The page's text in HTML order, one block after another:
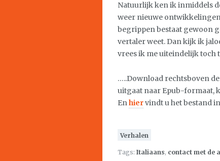
Natuurlijk ken ik inmiddels
weer nieuwe
begrippen bestaat gewoon
vertaler weet. Dan kijk ik
vrees ik me uiteindelijk toch
…..Download rechtsboven
uitgaat naar Epub-formaat,
Enhiervindt u het bestand
Verhalen
Tags: Italiaans, contact met de